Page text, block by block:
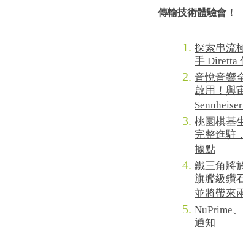
傳輸技術體驗會！
探索串流
手 Diretta
音悅音響
啟用！與
桃園棋基
完整進駐
據點
鐵三角將
旗艦級鑽
並將帶來
NuPrime
通知